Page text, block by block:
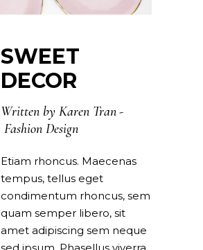
SWEET
DECOR
Written by Karen Tran
Fashion Design
Etiam rhoncus. Maecenas
tempus, tellus eget
condimentum rhoncus, sem
quam semper libero, sit
amet adipiscing sem neque